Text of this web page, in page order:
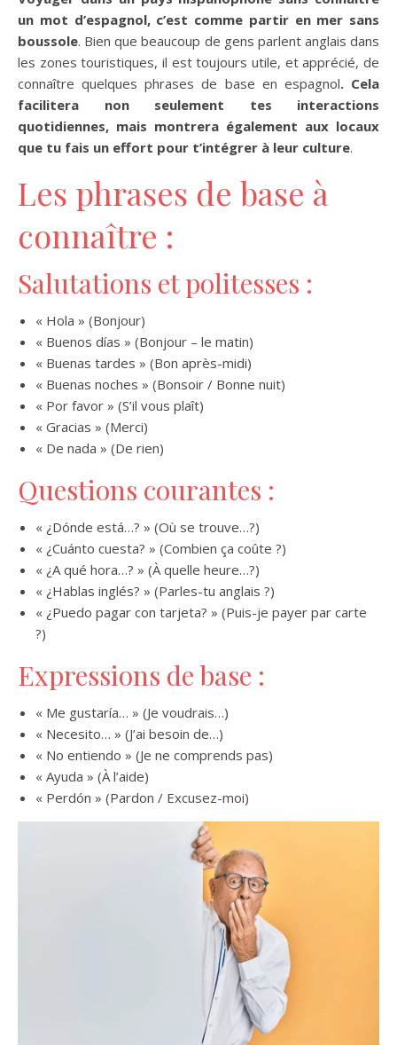
un mot d’espagnol, c’est comme partir en mer sans
boussole. Bien que beaucoup de gens parlent anglais dans
les zones touristiques, il est toujours utile, et apprécié, de
connaître quelques phrases de base en espagnol. Cela
facilitera non seulement tes interactions
quotidiennes, mais montrera également aux locaux
que tu fais un effort pour t’intégrer à leur culture.
Les phrases de base à
connaître :
Salutations et politesses :
« Hola » (Bonjour)
« Buenos días » (Bonjour – le matin)
« Buenas tardes » (Bon après-midi)
« Buenas noches » (Bonsoir / Bonne nuit)
« Por favor » (S’il vous plaît)
« Gracias » (Merci)
« De nada » (De rien)
Questions courantes :
« ¿Dónde está…? » (Où se trouve…?)
« ¿Cuánto cuesta? » (Combien ça coûte ?)
« ¿A qué hora…? » (À quelle heure…?)
« ¿Hablas inglés? » (Parles-tu anglais ?)
« ¿Puedo pagar con tarjeta? » (Puis-je payer par carte
?)
Expressions de base :
« Me gustaría… » (Je voudrais…)
« Necesito… » (J’ai besoin de…)
« No entiendo » (Je ne comprends pas)
« Ayuda » (À l’aide)
« Perdón » (Pardon / Excusez-moi)